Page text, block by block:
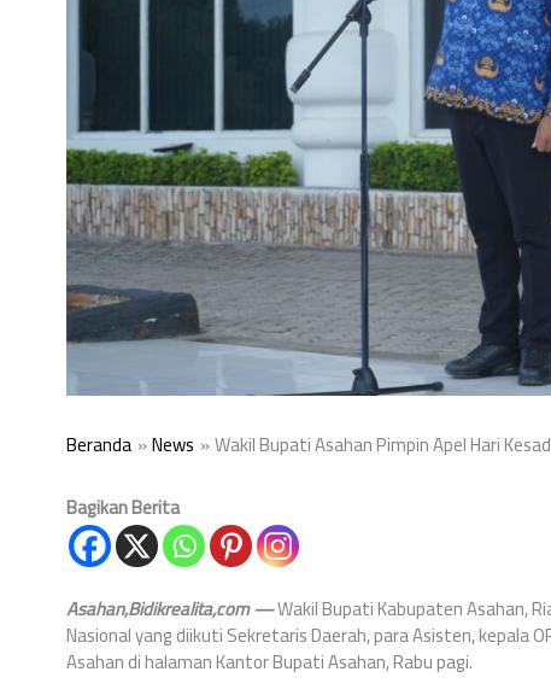
Beranda News
‎Wakil Bupati Asahan Pimpin Apel Hari
Bagikan Berita
Asahan,Bidikrealita,com —Wakil Bupati Kabupaten Asahan,
Nasional yang diikuti Sekretaris Daerah, para Asisten, kepala
Asahan di halaman Kantor Bupati Asahan, Rabu pagi.